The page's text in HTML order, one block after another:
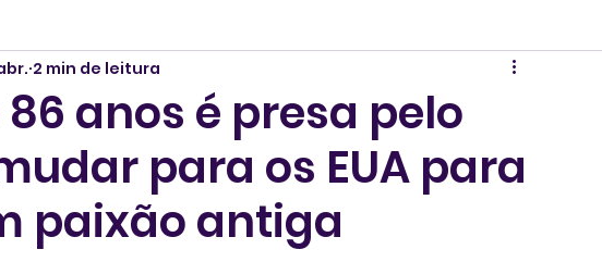
anos é presa pelo
para os EUA para
paixão antiga
2 min de leitura